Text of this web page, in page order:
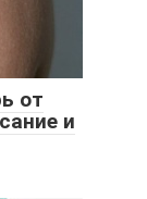
от
и